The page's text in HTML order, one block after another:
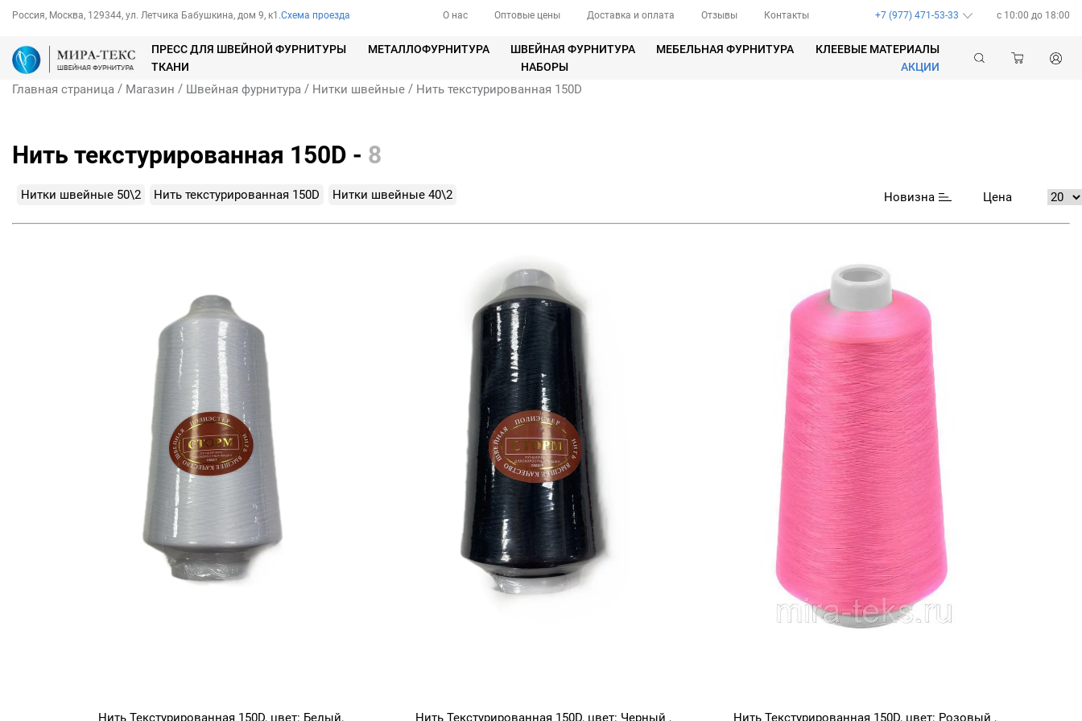
Россия, Москва, 129344, ул. Летчика Бабушкина, дом 9, к1.Схема проезда О нас Оптовые цены Доставка и оплата Отзывы Контакты +7 (977) 471-53-33 c 10:00 до 18:00
ПРЕСС ДЛЯ ШВЕЙНОЙ ФУРНИТУРЫ МЕТАЛЛОФУРНИТУРА ШВЕЙНАЯ ФУРНИТУРА МЕБЕЛЬНАЯ ФУРНИТУРА
КЛЕЕВЫЕ МАТЕРИАЛЫ
ТКАНИ
НАБОРЫ АКЦИИ
Главная страница / Магазин / Швейная фурнитура / Нитки швейные / Нить текстурированная 150D
Нить текстурированная 150D - 8
Нитки швейные 50\2 Нить текстурированная 150D Нитки швейные 40\2 Новизна Цена
Нить Текстурированная 150D, цвет: Белый,
Нить Текстурированная 150D, цвет: Черный ,
Нить Текстурированная 150D, цвет: Розовый ,